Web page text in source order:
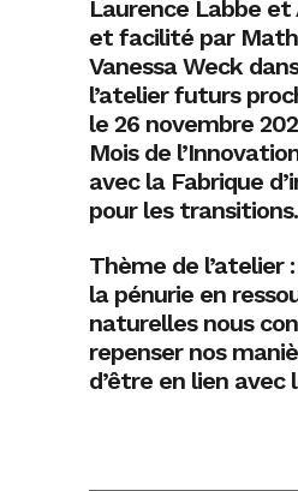
Laurence Labbe et
et facilité par
Vanessa Weck
l’atelier futurs
le 26 novembre
Mois de
avec la Fabrique
pour les transitions.
Thème de l’atelier
la pénurie en
naturelles nous
repenser nos
d’être en lien avec